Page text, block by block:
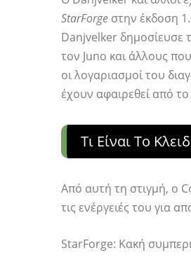
StarForge στην έκδοση
Danjvelker δημοσίευσε
τον Juno και άλλους
οι λογαριασμοί του
έχουν αφαιρεθεί από το
Τι Είναι Το
Από αυτή τη στιγμή, ο
τις ενέργειές του για
StarForge: Κακή